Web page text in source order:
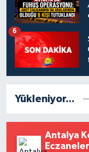
6
Yükleniyor...
Antalya
Eczaneler